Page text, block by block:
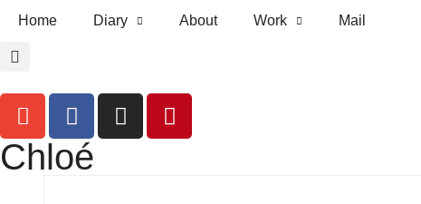
Home Diary About Work Mail
Chloé